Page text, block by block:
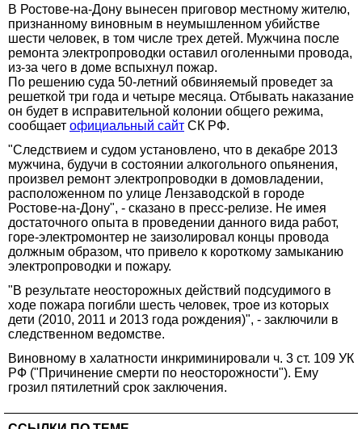
В Ростове-на-Дону вынесен приговор местному жителю,
признанному виновным в неумышленном убийстве
шести человек, в том числе трех детей. Мужчина после
ремонта электропроводки оставил оголенными провода,
из-за чего в доме вспыхнул пожар.
По решению суда 50-летний обвиняемый проведет за
решеткой три года и четыре месяца. Отбывать наказание
он будет в исправительной колонии общего режима,
сообщает официальный сайт СК РФ.
"Следствием и судом установлено, что в декабре 2013
мужчина, будучи в состоянии алкогольного опьянения,
произвел ремонт электропроводки в домовладении,
расположенном по улице Лензаводской в городе
Ростове-на-Дону", - сказано в пресс-релизе. Не имея
достаточного опыта в проведении данного вида работ,
горе-электромонтер не заизолировал концы провода
должным образом, что привело к короткому замыканию
электропроводки и пожару.
"В результате неосторожных действий подсудимого в
ходе пожара погибли шесть человек, трое из которых
дети (2010, 2011 и 2013 года рождения)", - заключили в
следственном ведомстве.
Виновному в халатности инкриминировали ч. 3 ст. 109 УК
РФ ("Причинение смерти по неосторожности"). Ему
грозил пятилетний срок заключения.